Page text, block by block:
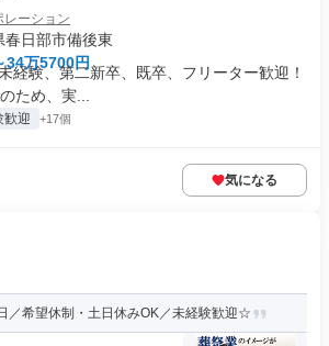
レーション
日部市備後東
34万5700円
経験、第二新卒、既卒、フリーター歓迎！
ため、実...
歓迎 +17個
気になる
／希望休制・土日休みOK／未経験歓迎☆